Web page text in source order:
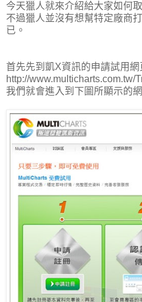
今天獵人就來介紹給大家如何
不過獵人並沒有想幫特定廠商
已。
首先先到凱X資訊的申請試用網
http://www.multicharts.com.tw/
我們就會進入到下圖所顯示的網